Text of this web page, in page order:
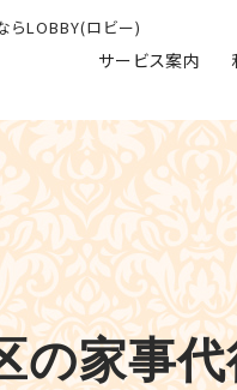
らLOBBY(ロビー)
サービス案内
の家事